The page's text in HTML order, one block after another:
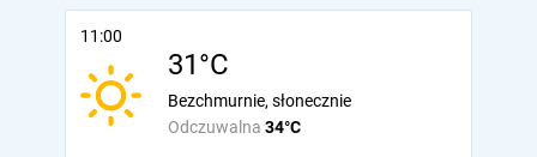
11:00
31°C
Odczuwalna 34°C
Bezchmurnie, słonecznie